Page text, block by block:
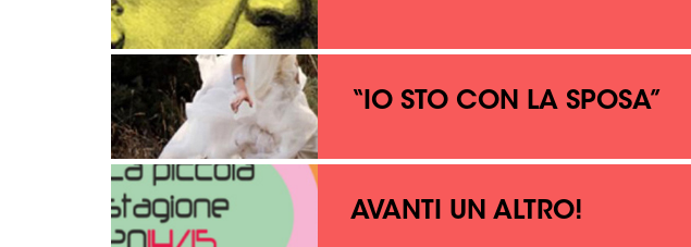
“IO STO CON LA SPOSA”
AVANTI UN ALTRO!